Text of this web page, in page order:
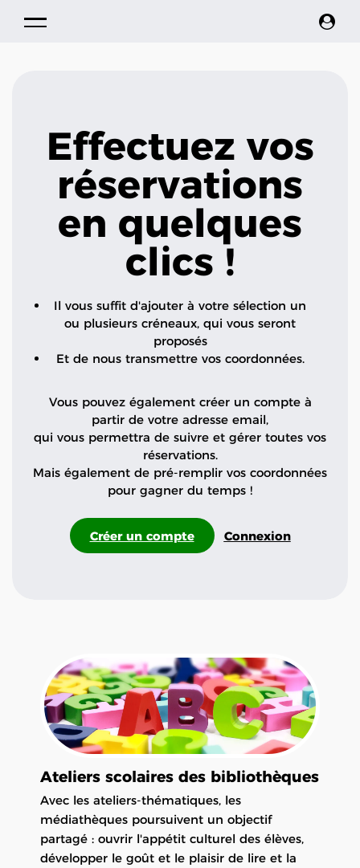
Effectuez vos
réservations
en quelques
clics !
Il vous suffit d'ajouter à votre sélection un
ou plusieurs créneaux, qui vous seront
proposés
Et de nous transmettre vos coordonnées.
Vous pouvez également créer un compte à
partir de votre adresse email,
qui vous permettra de suivre et gérer toutes vos
réservations.
Mais également de pré-remplir vos coordonnées
pour gagner du temps !
Créer un compte Connexion
Ateliers scolaires des bibliothèques
Avec les ateliers-thématiques, les
médiathèques poursuivent un objectif
partagé : ouvrir l'appétit culturel des élèves,
développer le goût et le plaisir de lire et la